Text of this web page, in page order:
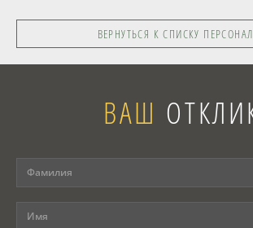
ВЕРНУТЬСЯ К СПИСКУ
ВАШ